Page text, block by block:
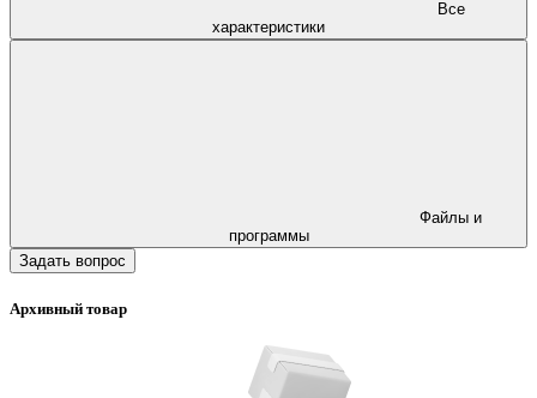
характеристики
программы
Задать вопрос
Архивный товар